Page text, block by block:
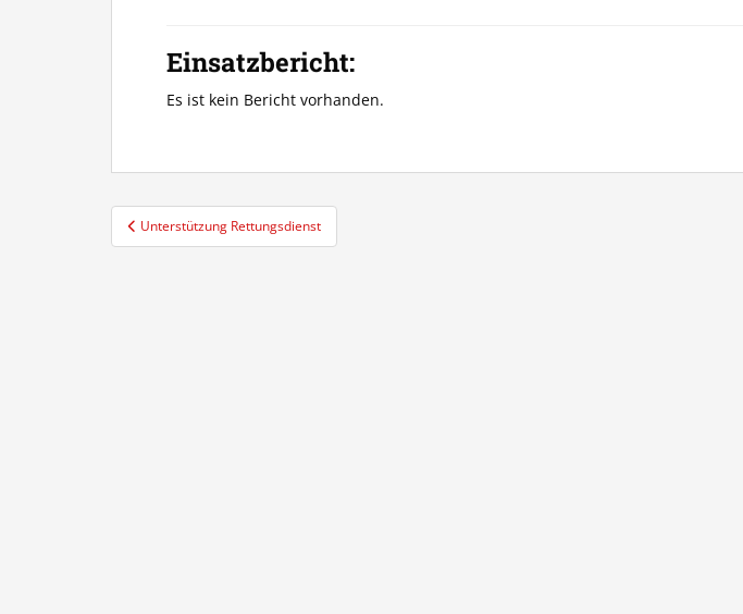
Einsatzbericht:
Es ist kein Bericht vorhanden.
Beitragsnavigation
Unterstützung Rettungsdienst